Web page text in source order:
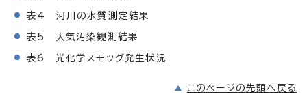
表4 河川の水質測定結果
表5 大気汚染観測結果
表6 光化学スモッグ発生状況
このページの先頭へ戻る